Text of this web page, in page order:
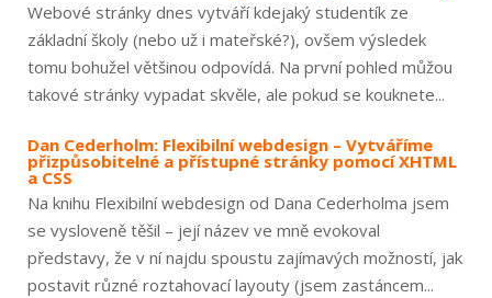
Webové stránky dnes vytváří kdejaký studentík ze
základní školy (nebo už i mateřské?), ovšem výsledek
tomu bohužel většinou odpovídá. Na první pohled můžou
takové stránky vypadat skvěle, ale pokud se kouknete...
Dan Cederholm: Flexibilní webdesign – Vytváříme
přizpůsobitelné a přístupné stránky pomocí XHTML
a CSS
Na knihu Flexibilní webdesign od Dana Cederholma jsem
se vysloveně těšil – její název ve mně evokoval
představy, že v ní najdu spoustu zajímavých možností, jak
postavit různé roztahovací layouty (jsem zastáncem...